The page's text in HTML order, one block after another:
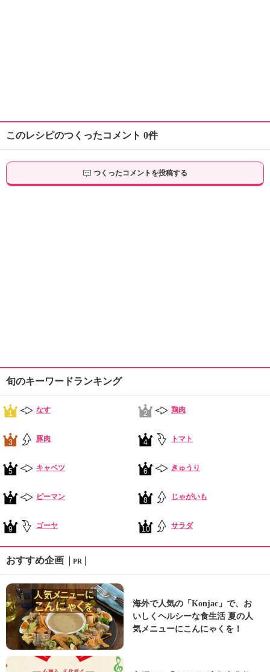
このレシピのつくったコメント 0件
つくったコメントを投稿する
旬のキーワードランキング
1 なす 2 鶏肉
3 豚肉 4 トマト
5 キャベツ 6 きゅうり
7 ピーマン 8 じゃがいも
9 ゴーヤ 10 サラダ
おすすめ企画 PR
海外で人気の「Konjac」で、お
いしくヘルシーな食生活 夏の人
気メニューにこんにゃくを！